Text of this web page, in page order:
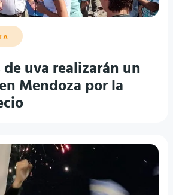
uva realizarán un
Mendoza por la